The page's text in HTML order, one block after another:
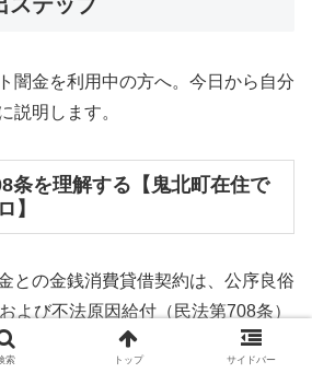
闇金を利用中の方へ。今日から自分
説明します。
条を理解する【鬼北町在住で
】
との金銭消費貸借契約は、公序良俗
よび不法原因給付（民法第708条）
には無効です。鬼北町在住であって
索 トップ サイドバー